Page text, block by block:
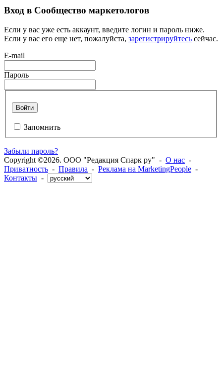
Вход в Сообщество маркетологов
Если у вас уже есть аккаунт, введите логин и пароль ниже.
Если у вас его еще нет, пожалуйста, зарегистрируйтесь сейчас.
E-mail
Пароль
Войти
Запомнить
Забыли пароль?
Copyright ©2026. ООО "Редакция Спарк ру" - О нас -
Приватность - Правила - Реклама на MarketingPeople -
Контакты -